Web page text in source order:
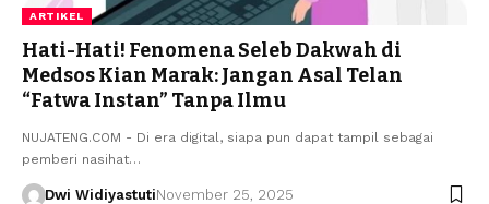
ARTIKEL
Hati-Hati! Fenomena Seleb Dakwah di
Medsos Kian Marak: Jangan Asal Telan
“Fatwa Instan” Tanpa Ilmu
NUJATENG.COM - Di era digital, siapa pun dapat tampil sebagai
pemberi nasihat…
Dwi WidiyastutiNovember 25, 2025